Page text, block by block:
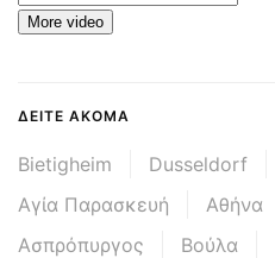
More video
ΔΕΊΤΕ ΑΚΌΜΑ
Bietigheim Dusseldorf
Αγία Παρασκευή
Αθήνα
Ασπρόπυργος
Βούλα